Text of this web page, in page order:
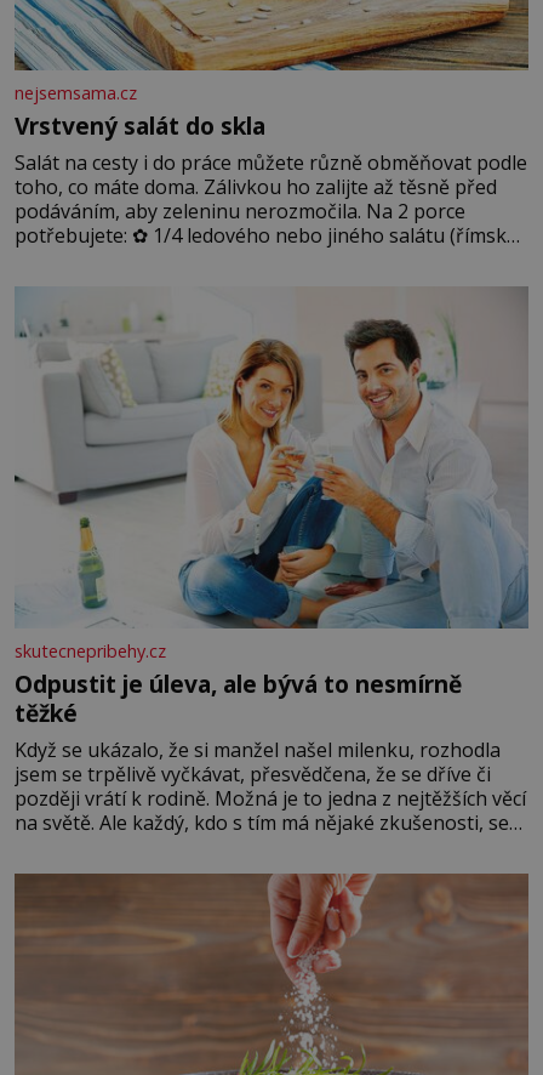
nejsemsama.cz
Vrstvený salát do skla
Salát na cesty i do práce můžete různě obměňovat podle
toho, co máte doma. Zálivkou ho zalijte až těsně před
podáváním, aby zeleninu nerozmočila. Na 2 porce
potřebujete: ✿ 1/4 ledového nebo jiného salátu (římský
okurky ✿ 2 rajčata Zálivka: ✿ 4 lžíce olivového oleje ✿ 1
lžíci citronové šťávy ✿ ½ stroužku
skutecnepribehy.cz
Odpustit je úleva, ale bývá to nesmírně
těžké
Když se ukázalo, že si manžel našel milenku, rozhodla
jsem se trpělivě vyčkávat, přesvědčena, že se dříve či
později vrátí k rodině. Možná je to jedna z nejtěžších věcí
na světě. Ale každý, kdo s tím má nějaké zkušenosti, se
Když se ke mně doneslo, že si manžel pořídil milenku,